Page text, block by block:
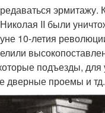
эрмитажу.
II были
10-летия
подъезды, для
дверные проемы и тд.